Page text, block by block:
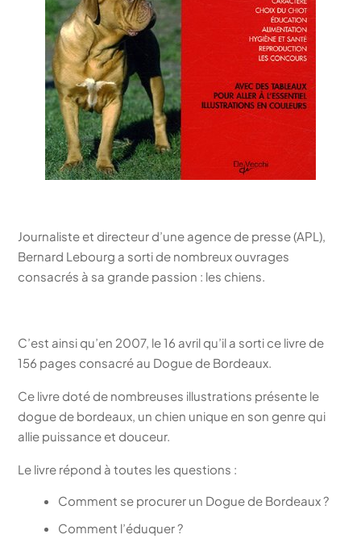
Journaliste et directeur d’une agence de presse (APL),
Bernard Lebourg a sorti de nombreux ouvrages
consacrés à sa grande passion : les chiens.
C’est ainsi qu’en 2007, le 16 avril qu’il a sorti ce livre de
156 pages consacré au Dogue de Bordeaux.
Ce livre doté de nombreuses illustrations présente le
dogue de bordeaux, un chien unique en son genre qui
allie puissance et douceur.
Le livre répond à toutes les questions :
Comment se procurer un Dogue de Bordeaux ?
Comment l’éduquer ?